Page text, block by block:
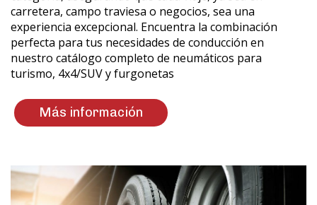
carretera, campo traviesa o negocios, sea una
experiencia excepcional. Encuentra la combinación
perfecta para tus necesidades de conducción en
nuestro catálogo completo de neumáticos para
turismo, 4x4/SUV y furgonetas
Más información